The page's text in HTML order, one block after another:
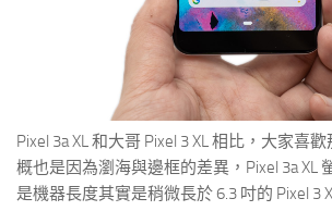
Pixel 3a XL 和大哥 Pixel 3 XL 相比，大家喜
概也是因為瀏海與邊框的差異，Pixel 3a XL
是機器長度其實是稍微長於 6.3 吋的 Pixel 3